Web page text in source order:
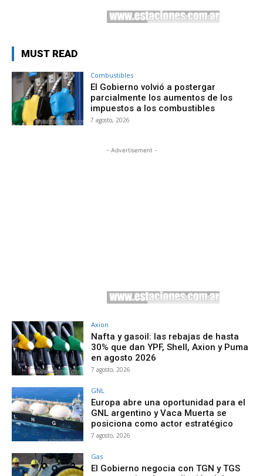
MUST READ
Combustibles
El Gobierno volvió a postergar
parcialmente los aumentos de los
impuestos a los combustibles
7 agosto, 2026
- Advertisement -
Axion
Nafta y gasoil: las rebajas de hasta
30% que dan YPF, Shell, Axion y Puma
en agosto 2026
7 agosto, 2026
GNL
Europa abre una oportunidad para el
GNL argentino y Vaca Muerta se
posiciona como actor estratégico
7 agosto, 2026
Gas
El Gobierno negocia con TGN y TGS